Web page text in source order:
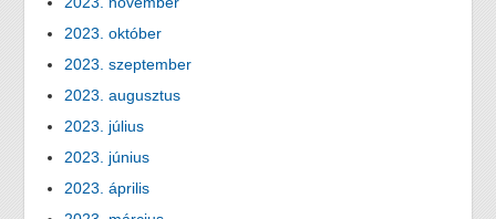
2023. október
2023. szeptember
2023. augusztus
2023. július
2023. június
2023. április